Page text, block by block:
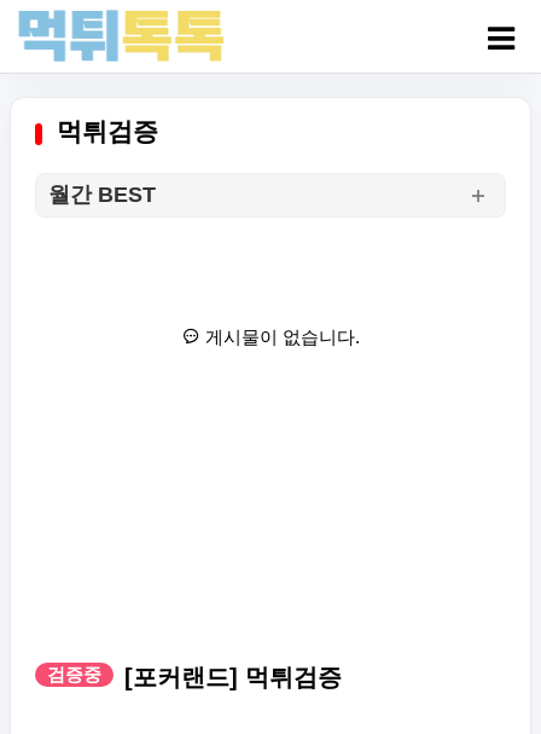
먹튀검증
월간 BEST
게시물이 없습니다.
검증중 [포커랜드] 먹튀검증